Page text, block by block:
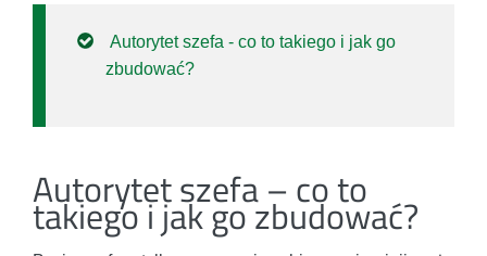
Autorytet szefa - co to takiego i jak go
zbudować?
Autorytet szefa – co to
takiego i jak go zbudować?